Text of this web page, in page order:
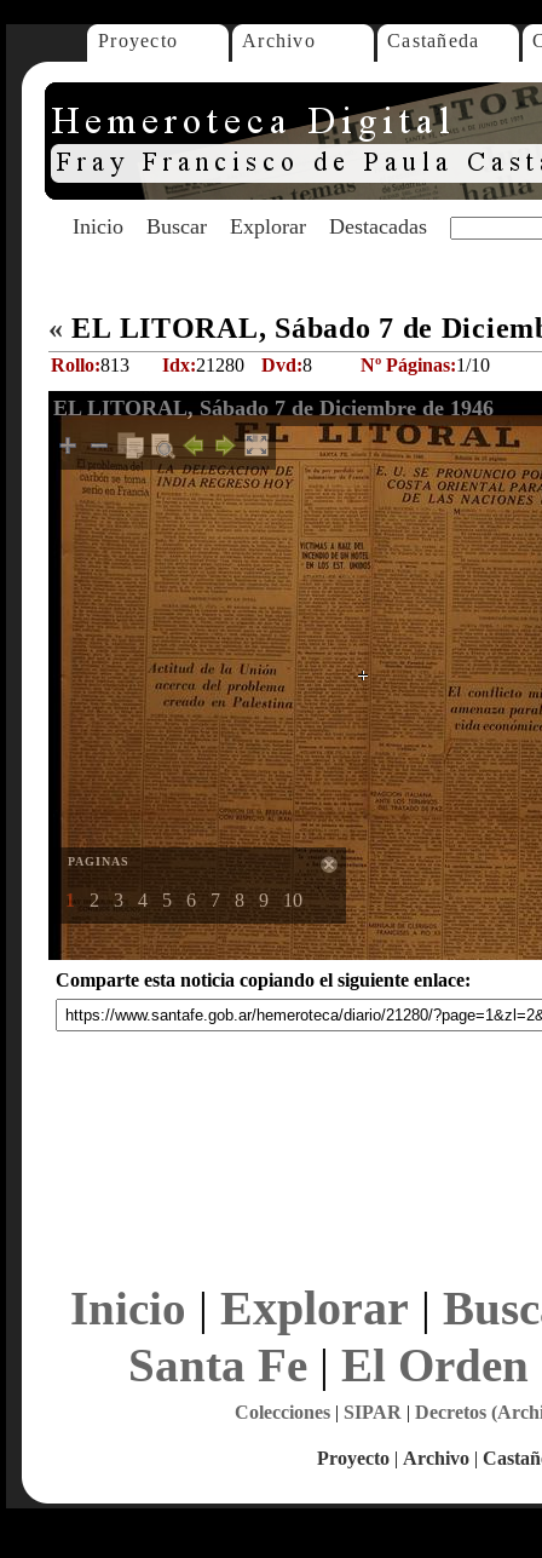
Proyecto Archivo Castañeda
Inicio Buscar Explorar Destacadas
« EL LITORAL, Sábado 7 de
Rollo:813 Idx:21280 Dvd:8 Nº Páginas:1/10
EL LITORAL, Sábado 7 de Diciembre de 1946
PAGINAS
1 2 3 4 5 6 7 8 9 10
Comparte esta noticia copiando el siguiente enlace:
Inicio | Explorar |
Santa Fe| El Orden
Colecciones| SIPAR | Decretos
Proyecto | Archivo |